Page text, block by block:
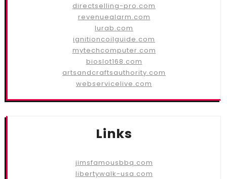
directselling-pro.com
revenuealarm.com
lurab.com
ignitioncoilguide.com
mytechcomputer.com
bioslot168.com
artsandcraftsauthority.com
webservicelive.com
Links
jimsfamousbbq.com
libertywalk-usa.com